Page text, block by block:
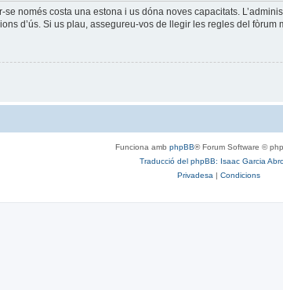
se només costa una estona i us dóna noves capacitats.
d’ús. Si us plau, assegureu-vos de llegir les regles del fòrum
Funciona amb phpBB® Forum Software ©
Traducció del phpBB: Isaac Garcia
Privadesa | Condicions